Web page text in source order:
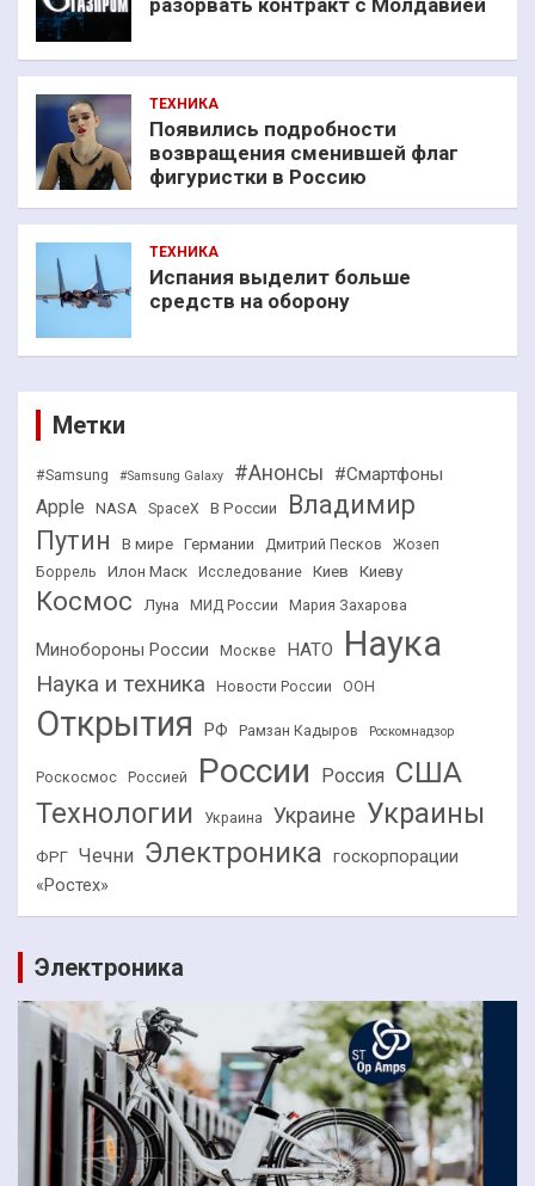
разорвать контракт с Молдавией
ТЕХНИКА
Появились подробности
возвращения сменившей флаг
фигуристки в Россию
ТЕХНИКА
Испания выделит больше
средств на оборону
Метки
#Samsung #Samsung Galaxy #Анонсы #Смартфоны
Apple NASA SpaceX В России
Владимир
Путин
В мире Германии Дмитрий Песков
Жозеп
Боррель
Илон Маск Исследование Киев Киеву
Космос Луна МИД России Мария Захарова
Минобороны России Москве НАТО Наука
Наука и техника Новости России ООН
Открытия РФ Рамзан Кадыров Роскомнадзор
Роскосмос Россией России Россия США
Технологии Украина Украине Украины
ФРГ Чечни Электроника госкорпорации
«Ростех»
Электроника